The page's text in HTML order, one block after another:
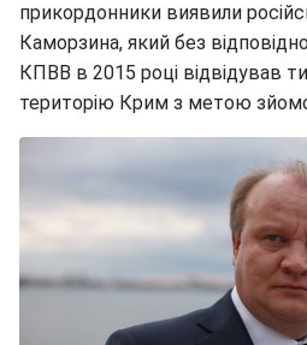
прикордонники виявили
Каморзина, який без
КПВВ в 2015 році відвідував
територію Крим з метою